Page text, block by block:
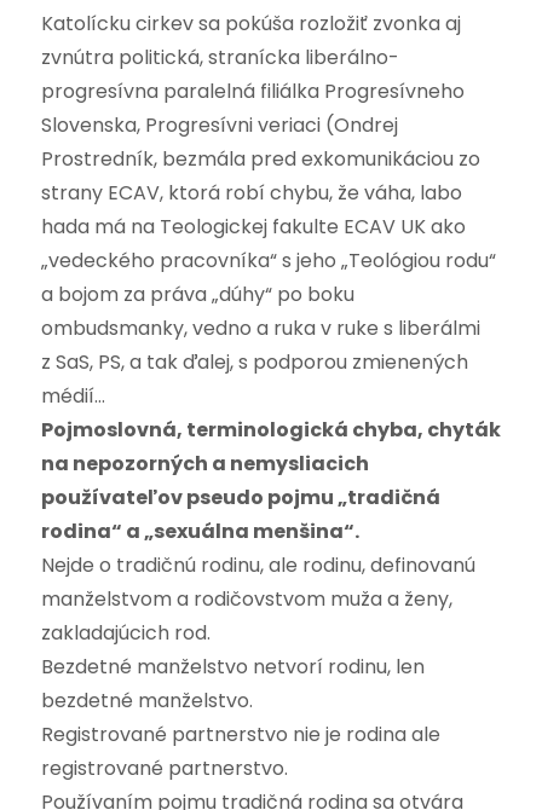
Katolícku cirkev sa pokúša rozložiť zvonka aj
zvnútra politická, stranícka liberálno-
progresívna paralelná filiálka Progresívneho
Slovenska, Progresívni veriaci (Ondrej
Prostredník, bezmála pred exkomunikáciou zo
strany ECAV, ktorá robí chybu, že váha, labo
hada má na Teologickej fakulte ECAV UK ako
„vedeckého pracovníka“ s jeho „Teológiou rodu“
a bojom za práva „dúhy“ po boku
ombudsmanky, vedno a ruka v ruke s liberálmi
z SaS, PS, a tak ďalej, s podporou zmienených
médií…
Pojmoslovná, terminologická chyba, chyták
na nepozorných a nemysliacich
používateľov pseudo pojmu „tradičná
rodina“ a „sexuálna menšina“.
Nejde o tradičnú rodinu, ale rodinu, definovanú
manželstvom a rodičovstvom muža a ženy,
zakladajúcich rod.
Bezdetné manželstvo netvorí rodinu, len
bezdetné manželstvo.
Registrované partnerstvo nie je rodina ale
registrované partnerstvo.
Používaním pojmu tradičná rodina sa otvára